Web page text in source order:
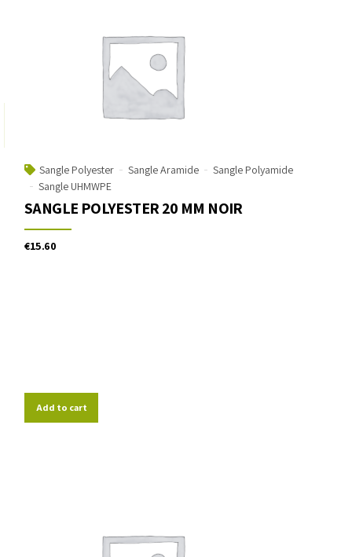
Sangle Polyester Sangle Aramide
Sangle Polyamide
Sangle UHMWPE
SANGLE POLYESTER 20 MM NOIR
€15.60
Add to cart